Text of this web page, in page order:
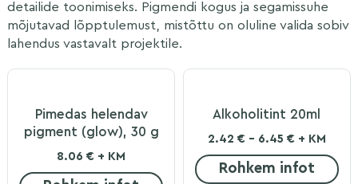
detailide toonimiseks. Pigmendi kogus ja segamissuhe
mõjutavad lõpptulemust, mistõttu on oluline valida sobiv
lahendus vastavalt projektile.
Pimedas helendav
pigment (glow), 30 g
8.06 € + KM
Alkoholitint 20ml
2.42 € - 6.45 € + KM
Rohkem infot